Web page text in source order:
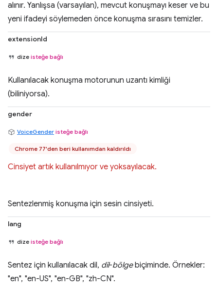
alınır. Yanlışsa (varsayılan), mevcut konuşmayı keser ve bu
yeni ifadeyi söylemeden önce konuşma sırasını temizler.
extensionId
dize isteğe bağlı
Kullanılacak konuşma motorunun uzantı kimliği
(biliniyorsa).
gender
VoiceGender isteğe bağlı
Chrome 77'den beri kullanımdan kaldırıldı
Cinsiyet artık kullanılmıyor ve yoksayılacak.
Sentezlenmiş konuşma için sesin cinsiyeti.
lang
dize isteğe bağlı
Sentez için kullanılacak dil, dil-bölgebiçiminde. Örnekler:
"en", "en-US", "en-GB", "zh-CN".